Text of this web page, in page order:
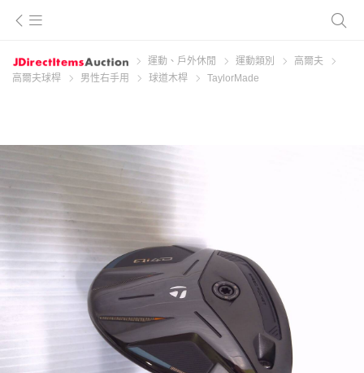
運動、戶外休閒 運動類別
高爾夫
高爾夫球桿
男性右手用 球道木桿 TaylorMade